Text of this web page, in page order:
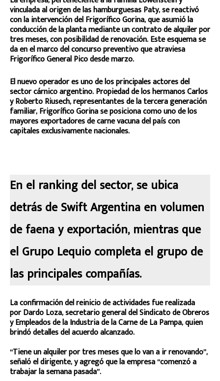
vinculada al origen de las hamburguesas Paty, se reactivó
con la intervención del Frigorífico Gorina, que asumió la
conducción de la planta mediante un contrato de alquiler por
tres meses, con posibilidad de renovación. Este esquema se
da en el marco del concurso preventivo que atraviesa
Frigorífico General Pico desde marzo.
El nuevo operador es uno de los principales actores del
sector cárnico argentino. Propiedad de los hermanos Carlos
y Roberto Riusech, representantes de la tercera generación
familiar, Frigorífico Gorina se posiciona como uno de los
mayores exportadores de carne vacuna del país con
capitales exclusivamente nacionales.
En el ranking del sector, se ubica
detrás de Swift Argentina en volumen
de faena y exportación, mientras que
el Grupo Lequio completa el grupo de
las principales compañías.
La confirmación del reinicio de actividades fue realizada
por Dardo Loza, secretario general del Sindicato de Obreros
y Empleados de la Industria de la Carne de La Pampa, quien
brindó detalles del acuerdo alcanzado.
“Tiene un alquiler por tres meses que lo van a ir renovando”,
señaló el dirigente, y agregó que la empresa “comenzó a
trabajar la semana pasada”.